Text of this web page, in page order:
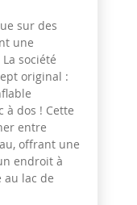
sur des
une
société
original :
à dos ! Cette
entre
offrant une
endroit à
au lac de